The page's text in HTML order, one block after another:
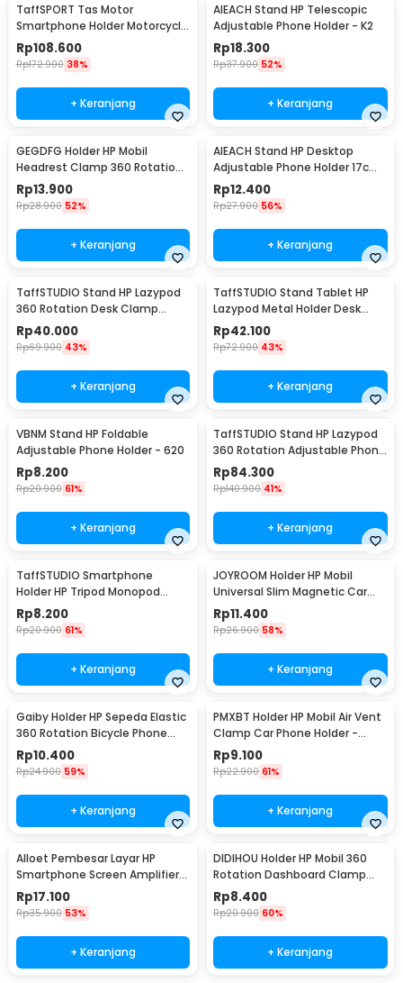
TaffSPORT Tas Motor
Smartphone Holder Motorcycle
Fuel Bag - SA212
Rp108.600
Rp172.900 38%
+ Keranjang
AIEACH Stand HP Telescopic
Adjustable Phone Holder - K2
Rp18.300
Rp37.900 52%
+ Keranjang
GEGDFG Holder HP Mobil
Headrest Clamp 360 Rotation
Car Phone Holder - GP97
Rp13.900
Rp28.900 52%
+ Keranjang
AIEACH Stand HP Desktop
Adjustable Phone Holder 17cm
- K2
Rp12.400
Rp27.900 56%
+ Keranjang
TaffSTUDIO Stand HP Lazypod
360 Rotation Desk Clamp
Smartphone Holder - D9
Rp40.000
Rp69.900 43%
+ Keranjang
TaffSTUDIO Stand Tablet HP
Lazypod Metal Holder Desk
Clamp 6-8 Inch - D9
Rp42.100
Rp72.900 43%
+ Keranjang
VBNM Stand HP Foldable
Adjustable Phone Holder - 620
Rp8.200
Rp20.900 61%
+ Keranjang
TaffSTUDIO Stand HP Lazypod
360 Rotation Adjustable Phone
Holder - GH027
Rp84.300
Rp140.900 41%
+ Keranjang
TaffSTUDIO Smartphone
Holder HP Tripod Monopod
Clamp Mount 1/4 Thread -
F360
Rp8.200
Rp20.900 61%
+ Keranjang
JOYROOM Holder HP Mobil
Universal Slim Magnetic Car
Phone Holder - F6
Rp11.400
Rp26.900 58%
+ Keranjang
Gaiby Holder HP Sepeda Elastic
360 Rotation Bicycle Phone
Holder - B07
Rp10.400
Rp24.900 59%
+ Keranjang
PMXBT Holder HP Mobil Air Vent
Clamp Car Phone Holder -
YC001
Rp9.100
Rp22.900 61%
+ Keranjang
Alloet Pembesar Layar HP
Smartphone Screen Amplifier
10 Inch - SY-11
Rp17.100
Rp35.900 53%
+ Keranjang
DIDIHOU Holder HP Mobil 360
Rotation Dashboard Clamp
Car Phone Holder - YB20-3
Rp8.400
Rp20.900 60%
+ Keranjang